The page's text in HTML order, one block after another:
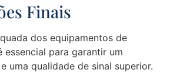
Finais
dos equipamentos de
essencial para garantir um
uma qualidade de sinal superior.